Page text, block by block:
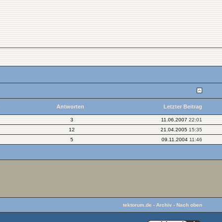
Antworten Letzter Beitrag
3 11.06.2007 22:01
12 21.04.2005 15:35
5 09.11.2004 11:46
tektorum.de - Archiv - Nach oben